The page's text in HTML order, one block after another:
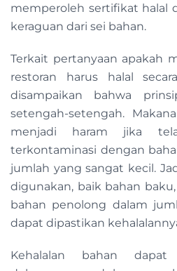
memperoleh sertifikat halal
keraguan dari sei bahan.
Terkait pertanyaan apakah
restoran harus halal
disampaikan bahwa
setengah-setengah.
menjadi haram jika
terkontaminasi dengan
jumlah yang sangat kecil.
digunakan, baik bahan
bahan penolong dalam
dapat dipastikan
Kehalalan bahan